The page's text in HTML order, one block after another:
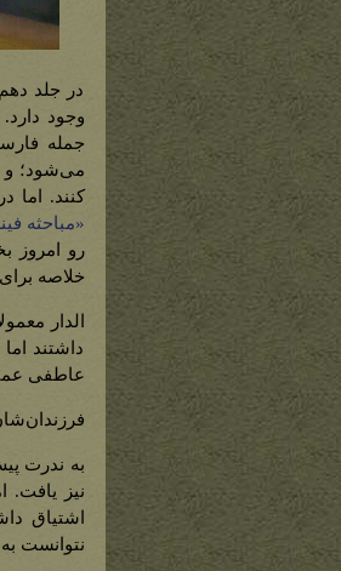
در جلد
وجود
جمله
می‌شود؛ و
کنند. اما
«مباحثه
رو امروز
خلاصه
الدار
داشتند
عاطفی
به ندرت
نیز یافت.
اشتیاق
نتوانست